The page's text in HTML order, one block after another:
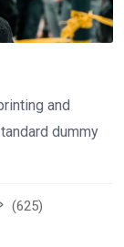
and
dummy
(625)